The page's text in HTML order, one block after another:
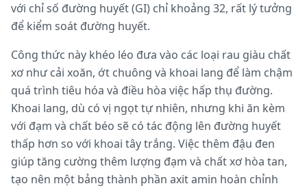
với chỉ số đường huyết (GI) chỉ khoảng 32, rất lý tưởng
để kiểm soát đường huyết.
Công thức này khéo léo đưa vào các loại rau giàu chất
xơ như cải xoăn, ớt chuông và khoai lang để làm chậm
quá trình tiêu hóa và điều hòa việc hấp thụ đường.
Khoai lang, dù có vị ngọt tự nhiên, nhưng khi ăn kèm
với đạm và chất béo sẽ có tác động lên đường huyết
thấp hơn so với khoai tây trắng. Việc thêm đậu đen
giúp tăng cường thêm lượng đạm và chất xơ hòa tan,
tạo nên một bảng thành phần axit amin hoàn chỉnh